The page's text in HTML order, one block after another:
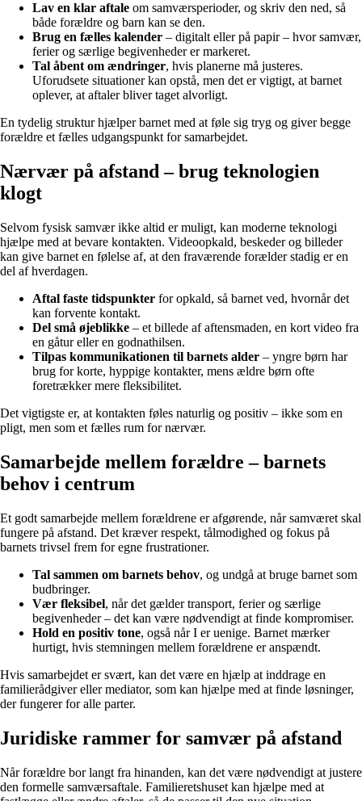
Lav en klar aftale om samværsperioder, og skriv den ned, så
både forældre og barn kan se den.
Brug en fælles kalender – digitalt eller på papir – hvor samvær,
ferier og særlige begivenheder er markeret.
Tal åbent om ændringer, hvis planerne må justeres.
Uforudsete situationer kan opstå, men det er vigtigt, at barnet
oplever, at aftaler bliver taget alvorligt.
En tydelig struktur hjælper barnet med at føle sig tryg og giver begge
forældre et fælles udgangspunkt for samarbejdet.
Nærvær på afstand – brug teknologien
klogt
Selvom fysisk samvær ikke altid er muligt, kan moderne teknologi
hjælpe med at bevare kontakten. Videoopkald, beskeder og billeder
kan give barnet en følelse af, at den fraværende forælder stadig er en
del af hverdagen.
Aftal faste tidspunkter for opkald, så barnet ved, hvornår det
kan forvente kontakt.
Del små øjeblikke – et billede af aftensmaden, en kort video fra
en gåtur eller en godnathilsen.
Tilpas kommunikationen til barnets alder – yngre børn har
brug for korte, hyppige kontakter, mens ældre børn ofte
foretrækker mere fleksibilitet.
Det vigtigste er, at kontakten føles naturlig og positiv – ikke som en
pligt, men som et fælles rum for nærvær.
Samarbejde mellem forældre – barnets
behov i centrum
Et godt samarbejde mellem forældrene er afgørende, når samværet skal
fungere på afstand. Det kræver respekt, tålmodighed og fokus på
barnets trivsel frem for egne frustrationer.
Tal sammen om barnets behov, og undgå at bruge barnet som
budbringer.
Vær fleksibel, når det gælder transport, ferier og særlige
begivenheder – det kan være nødvendigt at finde kompromiser.
Hold en positiv tone, også når I er uenige. Barnet mærker
hurtigt, hvis stemningen mellem forældrene er anspændt.
Hvis samarbejdet er svært, kan det være en hjælp at inddrage en
familierådgiver eller mediator, som kan hjælpe med at finde løsninger,
der fungerer for alle parter.
Juridiske rammer for samvær på afstand
Når forældre bor langt fra hinanden, kan det være nødvendigt at justere
den formelle samværsaftale. Familieretshuset kan hjælpe med at